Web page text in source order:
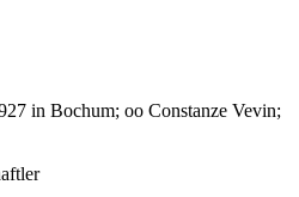
in Bochum; oo Constanze Vevin;